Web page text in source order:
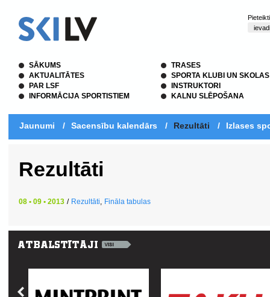
SĀKUMS
AKTUALITĀTES
PAR LSF
INFORMĀCIJA SPORTISTIEM
TRASES
SPORTA KLUBI UN SKOLAS
INSTRUKTORI
KALNU SLĒPOŠANA
Jaunumi / Sacensību kalendārs / Rezultāti / Izlases
Rezultāti
08 • 09 • 2013 / Rezultāti, Fināla tabulas